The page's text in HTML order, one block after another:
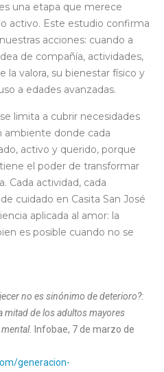
una etapa que merece
activo. Este estudio confirma
acciones: cuando a
de compañía, actividades,
la valora, su bienestar físico y
a edades avanzadas.
limita a cubrir necesidades
ambiente donde cada
activo y querido, porque
el poder de transformar
Cada actividad, cada
cuidado en Casita San José
aplicada al amor: la
es posible cuando no se
no es sinónimo de deterioro?:
mitad de los adultos mayores
Infobae, 7 de marzo de
generacion-